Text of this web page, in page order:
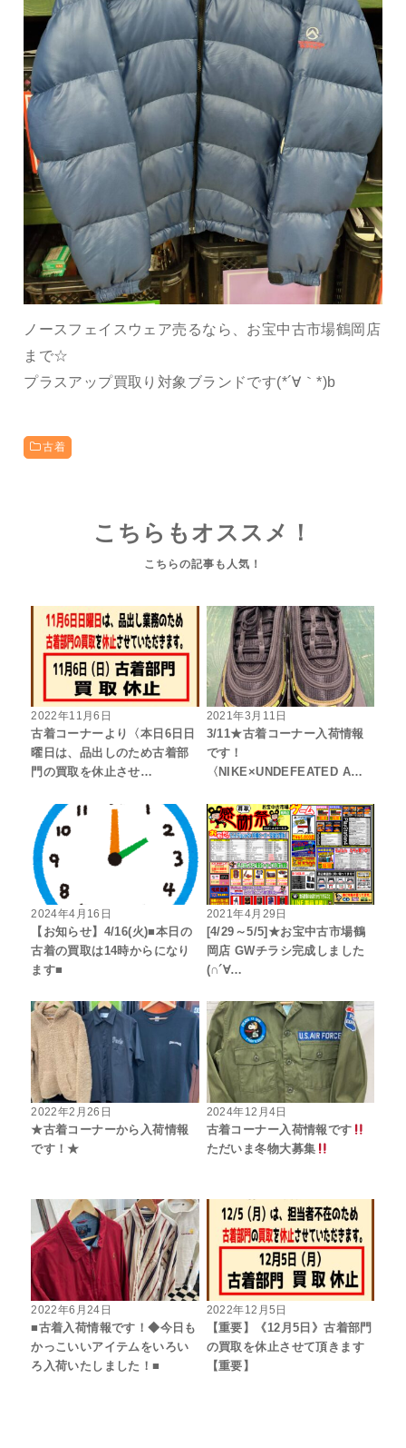
ノースフェイスウェア売るなら、お宝中古市場鶴岡店
まで☆
プラスアップ買取り対象ブランドです(*´∀｀*)b
古着
こちらもオススメ！
2022年11月6日
古着コーナーより〈本日6日日
曜日は、品出しのため古着部
門の買取を休止させ…
2021年3月11日
3/11★古着コーナー入荷情報
です！
〈NIKE×UNDEFEATED A…
2024年4月16日
【お知らせ】4/16(火)■本日の
古着の買取は14時からになり
ます■
2021年4月29日
[4/29～5/5]★お宝中古市場鶴
岡店 GWチラシ完成しました
(∩´∀…
2022年2月26日
★古着コーナーから入荷情報
です！★
2024年12月4日
古着コーナー入荷情報です
ただいま冬物大募集
2022年6月24日
■古着入荷情報です！◆今日も
かっこいいアイテムをいろい
ろ入荷いたしました！■
2022年12月5日
【重要】《12月5日》古着部門
の買取を休止させて頂きます
【重要】